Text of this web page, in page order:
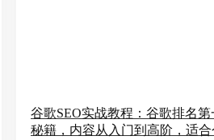
谷歌SEO实战教程：谷歌排名第
秘籍，内容从入门到高阶，适合